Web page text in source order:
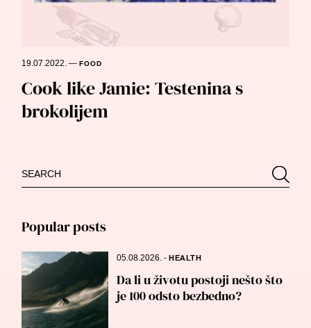
19.07.2022.—FOOD
Cook like Jamie: Testenina s
brokolijem
Search
for:
Popular posts
05.08.2026.-HEALTH
Da li u životu postoji nešto što
je 100 odsto bezbedno?